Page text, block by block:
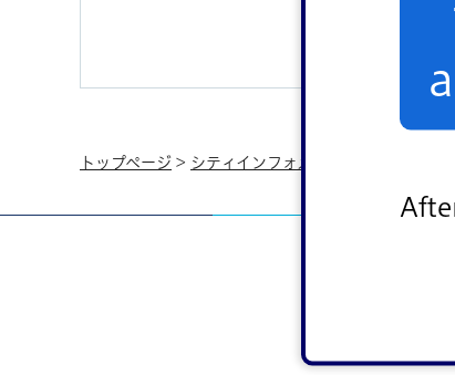
トップページ > シティインフォメーション